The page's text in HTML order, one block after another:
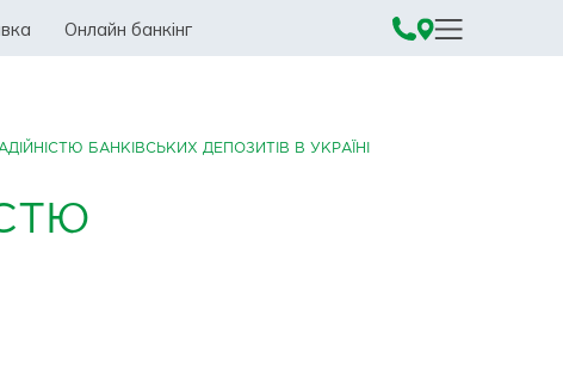
Онлайн банкінг
БАНКІВСЬКИХ ДЕПОЗИТІВ В УКРАЇНІ